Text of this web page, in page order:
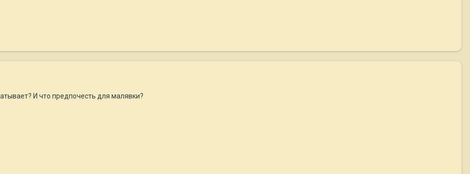
И что предпочесть для малявки?